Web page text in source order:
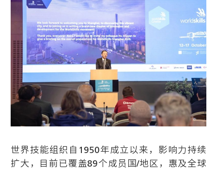
世界技能组织自1950年成立以来，影响力持续
扩大，目前已覆盖89个成员国/地区，惠及全球